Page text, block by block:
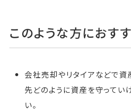
このような方におす
会社売却やリタイアなどで資
先どのように資産を守ってい
い。